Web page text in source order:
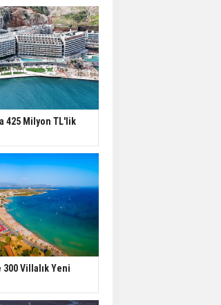
Konut Satışları Güçlü
Seyrini Korudu Yabancıya
Satış Geriledi
ABD'de İnşaat
Harcamaları Geriledi
Tercih Döneminde
Barınma Telaşı Başladı
Aileden Miras Kalan Ev
425 Milyon TL'lik
Villalık Yeni